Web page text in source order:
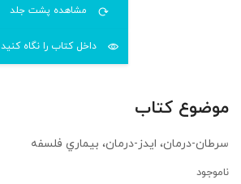
مشاهده پشت جلد
داخل کتاب را نگاه کنید
موضوع کتاب
سرطان-درمان، ايدز-درمان، بيماري فلسفه
ناموجود